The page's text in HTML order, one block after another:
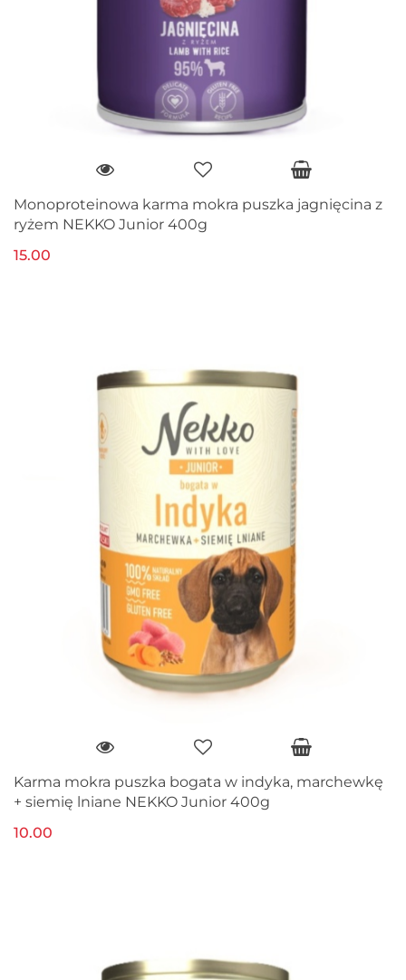
Monoproteinowa karma mokra puszka jagnięcina z
ryżem NEKKO Junior 400g
15.00
Karma mokra puszka bogata w indyka, marchewkę
+ siemię lniane NEKKO Junior 400g
10.00